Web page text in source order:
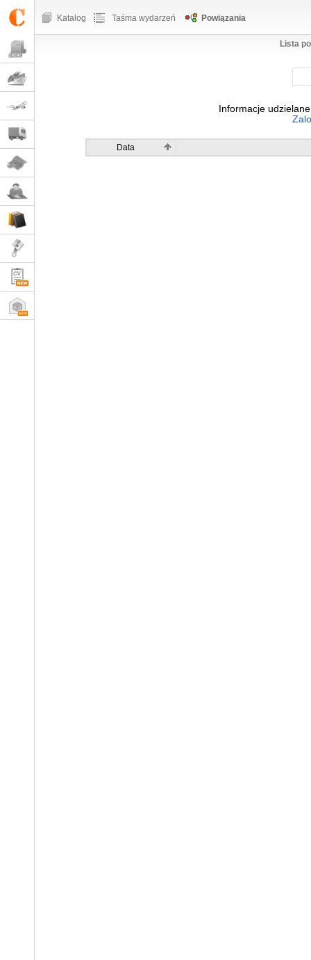
Katalog Taśma wydarzeń Powiązania
Lista
Informacje
Data